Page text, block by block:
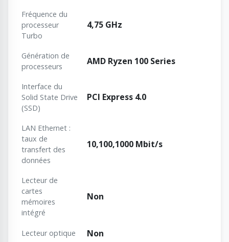
Fréquence du
processeur
Turbo
4,75 GHz
Génération de
processeurs
AMD Ryzen 100 Series
Interface du
Solid State Drive
(SSD)
PCI Express 4.0
LAN Ethernet :
taux de
transfert des
données
10,100,1000 Mbit/s
Lecteur de
cartes
mémoires
intégré
Non
Lecteur optique Non